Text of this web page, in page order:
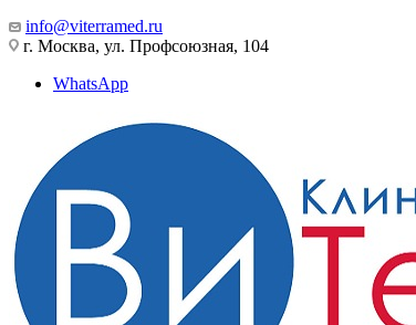
info@viterramed.ru
г. Москва, ул. Профсоюзная, 104
WhatsApp